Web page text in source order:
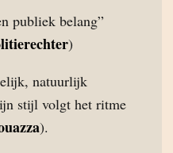
publiek belang”
)
natuurlijk
stijl volgt het ritme
).